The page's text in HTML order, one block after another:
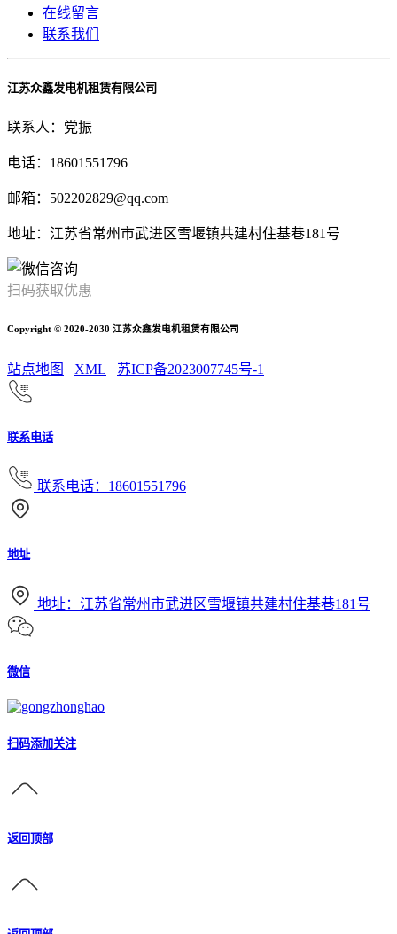
在线留言
联系我们
江苏众鑫发电机租赁有限公司
联系人：党振
电话：18601551796
邮箱：502202829@qq.com
地址：江苏省常州市武进区雪堰镇共建村住基巷181号
扫码获取优惠
Copyright © 2020-2030 江苏众鑫发电机租赁有限公司
站点地图 XML 苏ICP备2023007745号-1
联系电话
联系电话：18601551796
地址
地址：江苏省常州市武进区雪堰镇共建村住基巷181号
微信
扫码添加关注
返回顶部